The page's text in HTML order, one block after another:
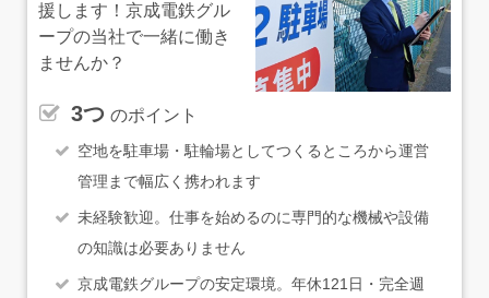
援します！京成電鉄グル
ープの当社で一緒に働き
ませんか？
3つ のポイント
空地を駐車場・駐輪場としてつくるところから運営
管理まで幅広く携われます
未経験歓迎。仕事を始めるのに専門的な機械や設備
の知識は必要ありません
京成電鉄グループの安定環境。年休121日・完全週